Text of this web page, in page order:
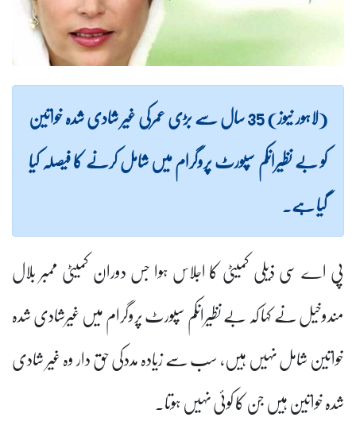
(لاہور نیوز) 35 سال سے بڑی عمرکی غیر شادی شدہ خواتین
کو بے نظیرانکم سپورٹ پروگرام میں شامل کرنے کا فیصلہ کیا
گیا ہے۔
پی اے سی ذیلی کمیٹی کا اجلاس ہوا جس دوران کمیٹی ممبر بلال
مندوخیل نے کہا کہ بے نظیرانکم سپورٹ پروگرام میں غیرشادی شدہ
خواتین شامل نہیں ہیں، سب سے زیادہ مددکی حق دار وہ غیر شادی
شدہ خواتین ہیں جن کا کوئی نہیں ہوتا۔